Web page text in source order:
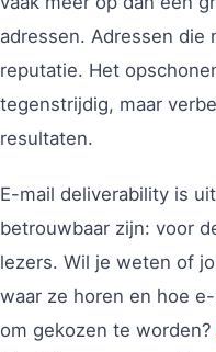
adressen. Adressen die
reputatie. Het
tegenstrijdig, maar
resultaten.
E-mail deliverability is
betrouwbaar zijn: voor
lezers. Wil je weten of
waar ze horen en hoe
om gekozen te worden?